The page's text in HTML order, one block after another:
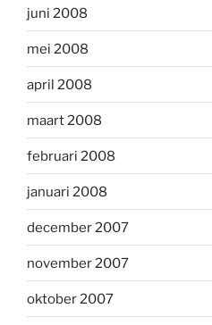
juni 2008
mei 2008
april 2008
maart 2008
februari 2008
januari 2008
december 2007
november 2007
oktober 2007